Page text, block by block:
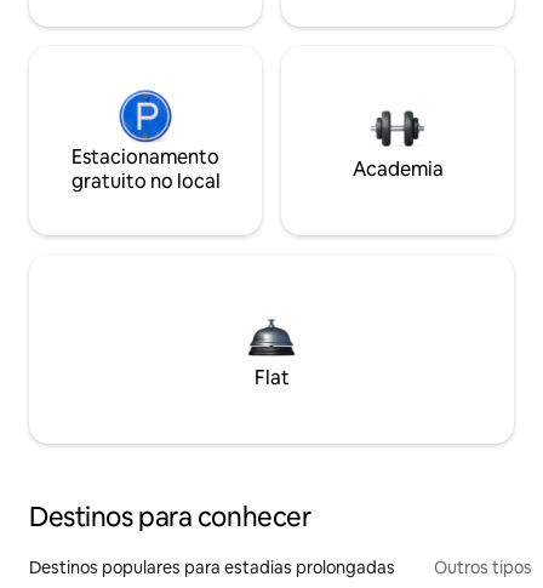
Estacionamento
gratuito no local
Academia
Flat
Destinos para conhecer
Destinos populares para estadias prolongadas Outros tipos